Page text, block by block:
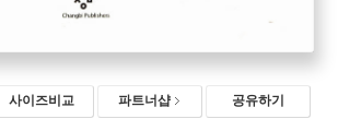
사이즈비교 파트너샵 공유하기